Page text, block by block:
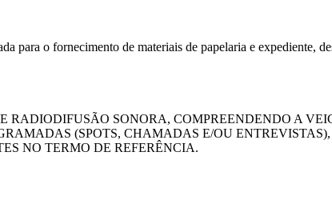
para o fornecimento de materiais de papelaria e
RADIODIFUSÃO SONORA, COMPREENDENDO A
(SPOTS, CHAMADAS E/OU
NO TERMO DE REFERÊNCIA.